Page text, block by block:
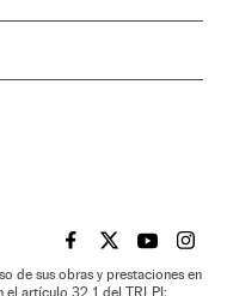
EL PAÍS BRASIL EN
EL PAÍSEL PAÍS
EL
de sus obras y prestaciones en
el artículo 32.1 del TRLPI;